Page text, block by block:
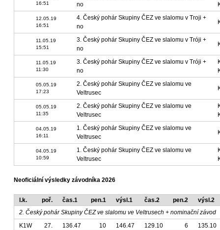
16:51
no
12.05.19
16:51
4. Český pohár Skupiny ČEZ ve slalomu v Troji +
no
11.05.19
15:51
3. Český pohár Skupiny ČEZ ve slalomu v Tróji +
no
11.05.19
11:30
3. Český pohár Skupiny ČEZ ve slalomu v Tróji +
no
05.05.19
17:23
2. Český pohár Skupiny ČEZ ve slalomu ve
Veltrusec
05.05.19
11:35
2. Český pohár Skupiny ČEZ ve slalomu ve
Veltrusec
04.05.19
16:11
1. Český pohár Skupiny ČEZ ve slalomu ve
Veltrusec
04.05.19
10:59
1. Český pohár Skupiny ČEZ ve slalomu ve
Veltrusec
Neoficiální výsledky závodníka 2026
l.k. poř. čas.1 pen.1 výsl.1 čas.2 pen.2
výsl.2
2. Český pohár Skupiny ČEZ ve slalomu ve Veltrusech + nominační závod
K1W
27. 136.47 10 146.47 129.10 6 135.10